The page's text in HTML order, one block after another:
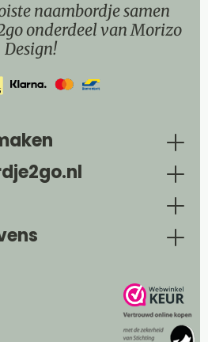
naambordje samen
onderdeel van Morizo
Design!